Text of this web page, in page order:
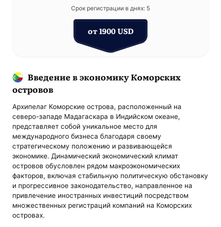
Срок регистрации в днях: 5
от 1900 USD
Введение в экономику Коморских
островов
Архипелаг Коморские острова, расположенный на
северо-западе Мадагаскара в Индийском океане,
представляет собой уникальное место для
международного бизнеса благодаря своему
стратегическому положению и развивающейся
экономике. Динамический экономический климат
островов обусловлен рядом макроэкономических
факторов, включая стабильную политическую обстановку
и прогрессивное законодательство, направленное на
привлечение иностранных инвестиций посредством
множественных регистраций компаний на Коморских
островах.